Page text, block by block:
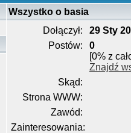
Wszystko o basia
Dołączył:
29 Sty
Postów:
0
[0% z
Znajdź
Skąd:
Strona WWW:
Zawód:
Zainteresowania: